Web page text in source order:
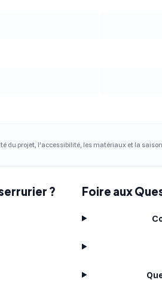
du projet, l'accessibilité, les matériaux et la
? Foire aux